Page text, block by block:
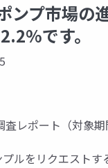
ンプ市場の
です。
レポート（対象期
ルをリクエスト